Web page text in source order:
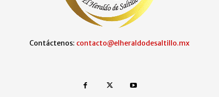
Contáctenos: contacto@elheraldodesaltillo.mx